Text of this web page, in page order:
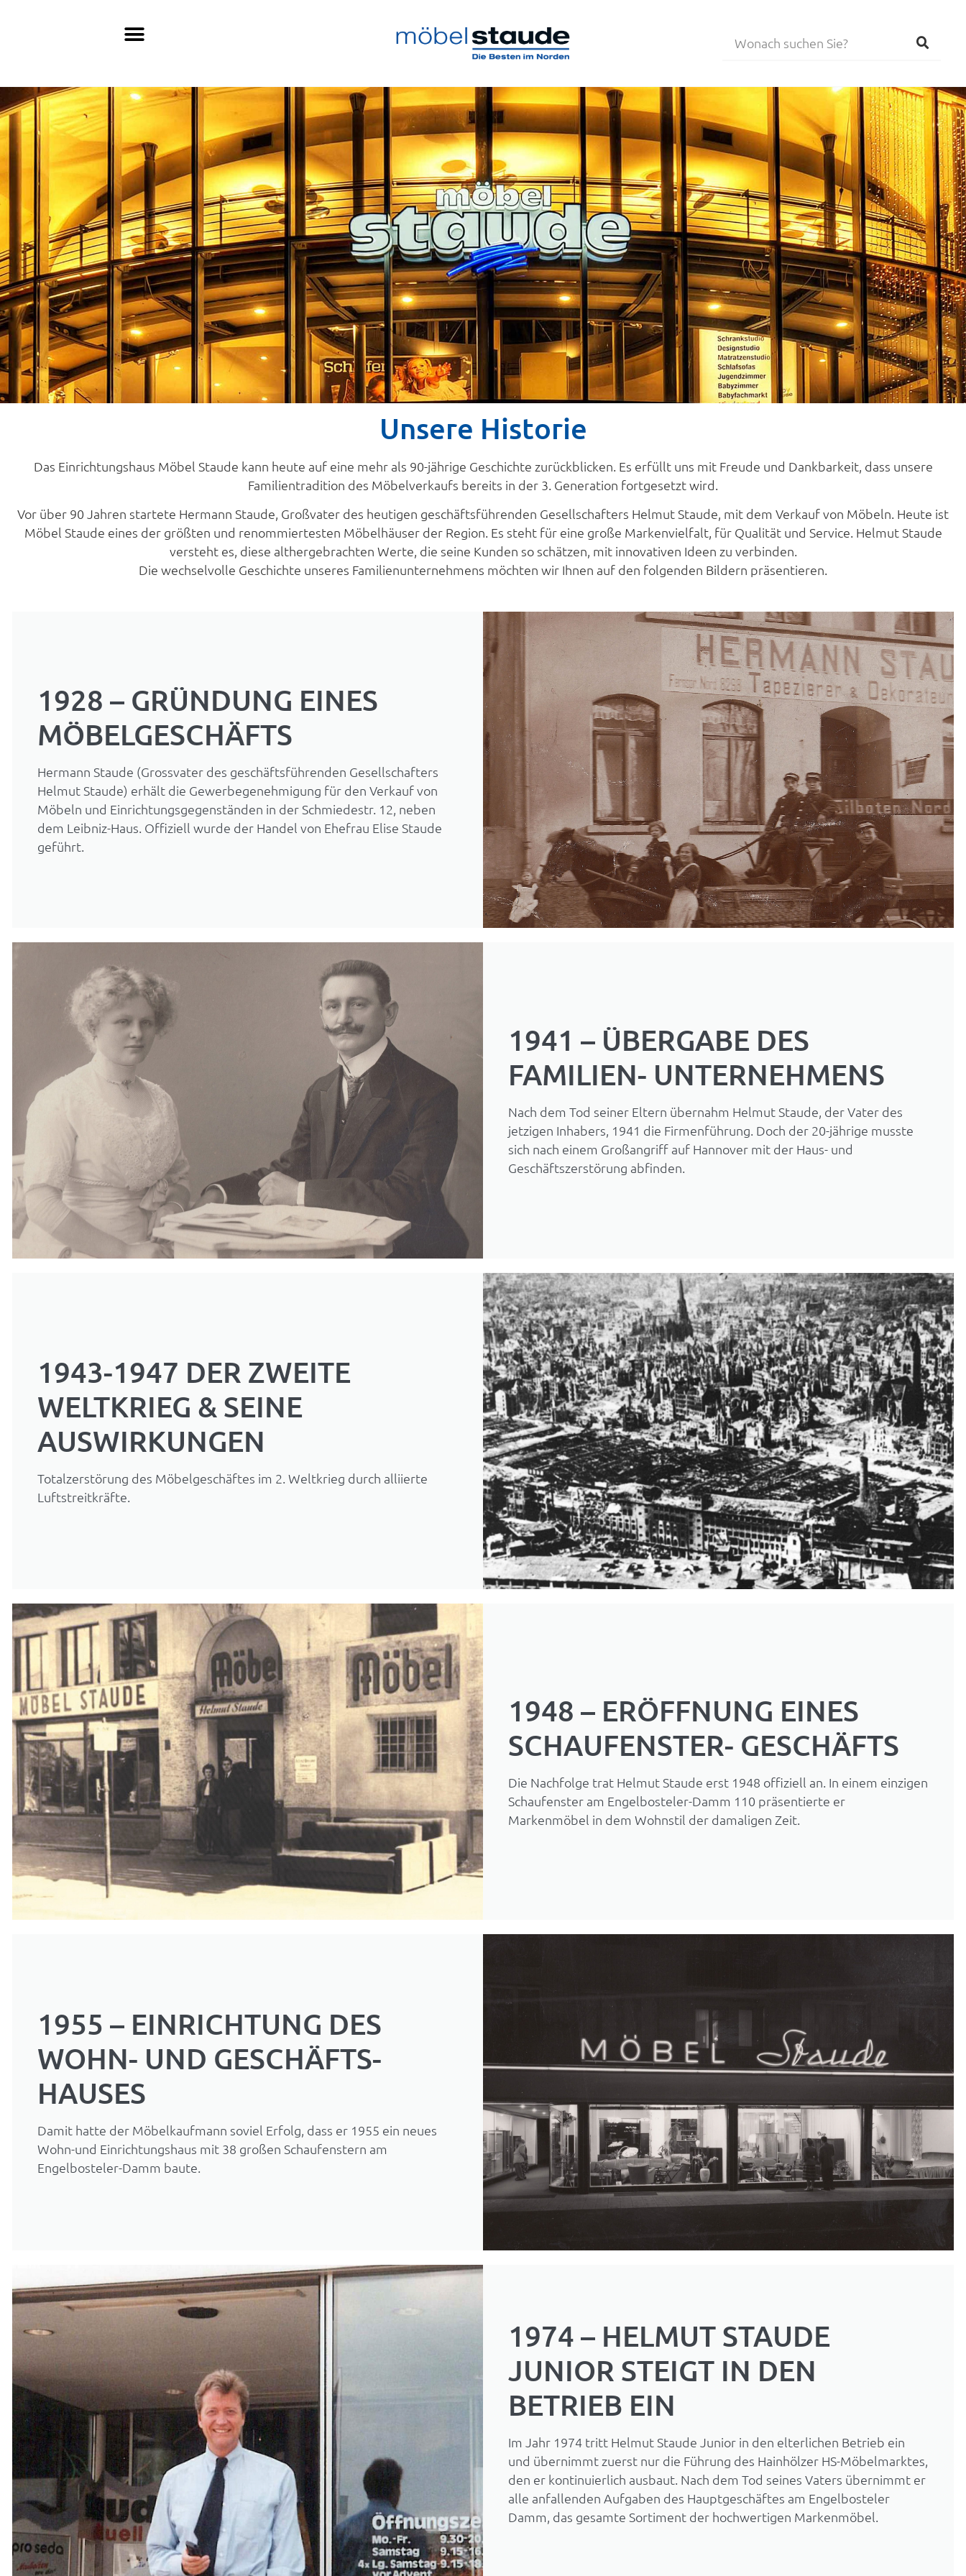
Unsere Historie
Das Einrichtungshaus Möbel Staude kann heute auf eine mehr als 90-jährige Geschichte zurückblicken. Es erfüllt uns mit Freude und Dankbarkeit, dass unsere
Familientradition des Möbelverkaufs bereits in der 3. Generation fortgesetzt wird.
Vor über 90 Jahren startete Hermann Staude, Großvater des heutigen geschäftsführenden Gesellschafters Helmut Staude, mit dem Verkauf von Möbeln. Heute ist
Möbel Staude eines der größten und renommiertesten Möbelhäuser der Region. Es steht für eine große Markenvielfalt, für Qualität und Service. Helmut Staude
versteht es, diese althergebrachten Werte, die seine Kunden so schätzen, mit innovativen Ideen zu verbinden.
Die wechselvolle Geschichte unseres Familienunternehmens möchten wir Ihnen auf den folgenden Bildern präsentieren.
1928 – GRÜNDUNG EINES
MÖBELGESCHÄFTS
Hermann Staude (Grossvater des geschäftsführenden Gesellschafters
Helmut Staude) erhält die Gewerbegenehmigung für den Verkauf von
Möbeln und Einrichtungsgegenständen in der Schmiedestr. 12, neben
dem Leibniz-Haus. Offiziell wurde der Handel von Ehefrau Elise Staude
geführt.
1941 – ÜBERGABE DES
FAMILIEN- UNTERNEHMENS
Nach dem Tod seiner Eltern übernahm Helmut Staude, der Vater des
jetzigen Inhabers, 1941 die Firmenführung. Doch der 20-jährige musste
sich nach einem Großangriff auf Hannover mit der Haus- und
Geschäftszerstörung abfinden.
1943-1947 DER ZWEITE
WELTKRIEG & SEINE
AUSWIRKUNGEN
Totalzerstörung des Möbelgeschäftes im 2. Weltkrieg durch alliierte
Luftstreitkräfte.
1948 – ERÖFFNUNG EINES
SCHAUFENSTER- GESCHÄFTS
Die Nachfolge trat Helmut Staude erst 1948 offiziell an. In einem einzigen
Schaufenster am Engelbosteler-Damm 110 präsentierte er
Markenmöbel in dem Wohnstil der damaligen Zeit.
1955 – EINRICHTUNG DES
WOHN- UND GESCHÄFTS-
HAUSES
Damit hatte der Möbelkaufmann soviel Erfolg, dass er 1955 ein neues
Wohn-und Einrichtungshaus mit 38 großen Schaufenstern am
Engelbosteler-Damm baute.
1974 – HELMUT STAUDE
JUNIOR STEIGT IN DEN
BETRIEB EIN
Im Jahr 1974 tritt Helmut Staude Junior in den elterlichen Betrieb ein
und übernimmt zuerst nur die Führung des Hainhölzer HS-Möbelmarktes,
den er kontinuierlich ausbaut. Nach dem Tod seines Vaters übernimmt er
alle anfallenden Aufgaben des Hauptgeschäftes am Engelbosteler
Damm, das gesamte Sortiment der hochwertigen Markenmöbel.